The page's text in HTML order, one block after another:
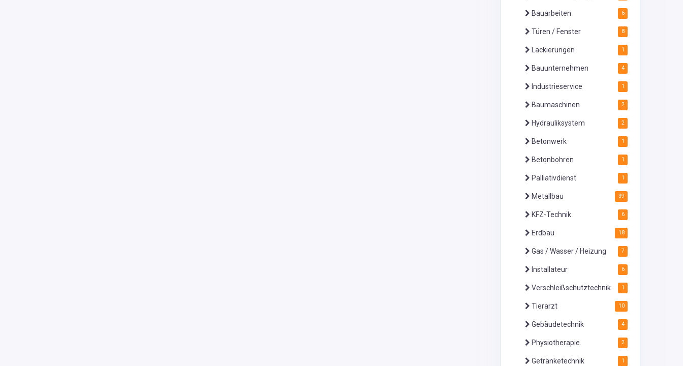
Bauarbeiten 6
Türen / Fenster 8
Lackierungen 1
Bauunternehmen 4
Industrieservice 1
Baumaschinen 2
Hydrauliksystem 2
Betonwerk 1
Betonbohren 1
Palliativdienst 1
Metallbau 39
KFZ-Technik 6
Erdbau 18
Gas / Wasser / Heizung 7
Installateur 6
Verschleißschutztechnik 1
Tierarzt 10
Gebäudetechnik 4
Physiotherapie 2
Getränketechnik 1